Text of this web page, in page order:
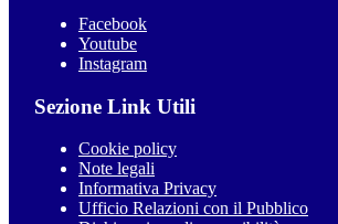
Facebook
Youtube
Instagram
Sezione Link Utili
Cookie policy
Note legali
Informativa Privacy
Ufficio Relazioni con il Pubblico